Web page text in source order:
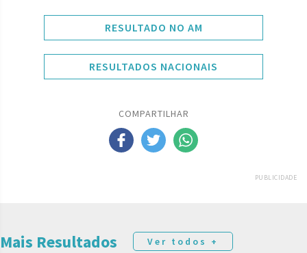
RESULTADO NO AM
RESULTADOS NACIONAIS
COMPARTILHAR
PUBLICIDADE
Mais Resultados Ver todos +